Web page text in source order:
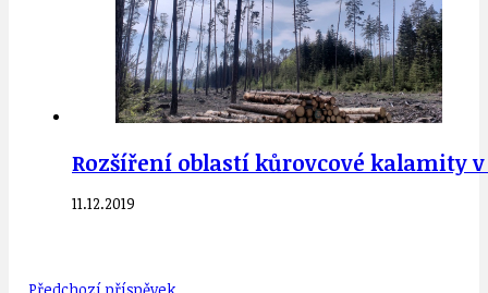
Rozšíření oblastí kůrovcové kalamity v
11.12.2019